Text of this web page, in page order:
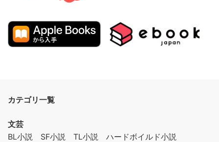
カテゴリ一覧
文芸
BL小説
SF小説 TL小説
ハードボイルド小説